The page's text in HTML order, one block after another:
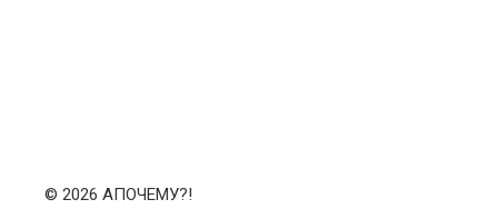
© 2026 АПОЧЕМУ?!